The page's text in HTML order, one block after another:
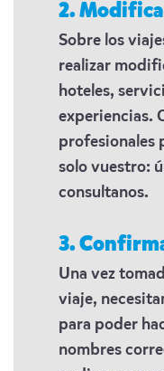
2.
Sobre los
realizar
hoteles,
experiencias.
profesionales
solo vuestro:
consultanos.
3.
Una vez
viaje,
para poder
nombres